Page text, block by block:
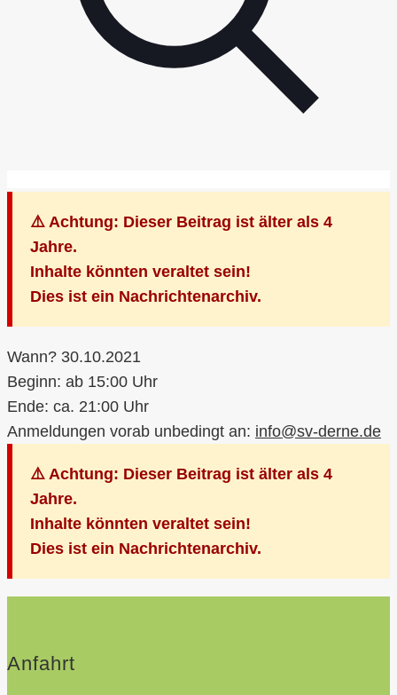
⚠️ Achtung: Dieser Beitrag ist älter als 4
Jahre.
Inhalte könnten veraltet sein!
Dies ist ein Nachrichtenarchiv.
Wann? 30.10.2021
Beginn: ab 15:00 Uhr
Ende: ca. 21:00 Uhr
Anmeldungen vorab unbedingt an: info@sv-derne.de
⚠️ Achtung: Dieser Beitrag ist älter als 4
Jahre.
Inhalte könnten veraltet sein!
Dies ist ein Nachrichtenarchiv.
Anfahrt